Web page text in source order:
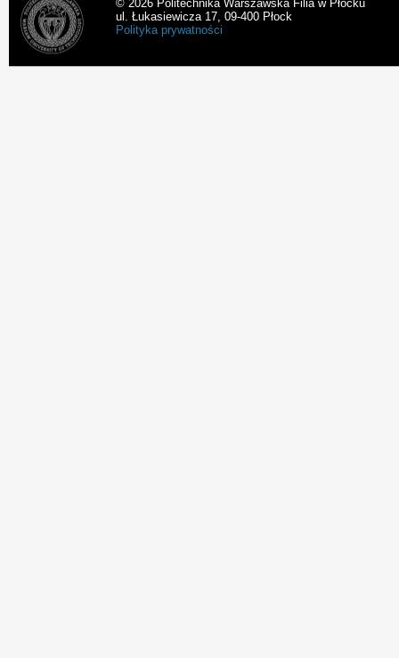
© 2026 Politechnika Warszawska Filia w Płocku
ul. Łukasiewicza 17, 09-400 Płock
Polityka prywatności